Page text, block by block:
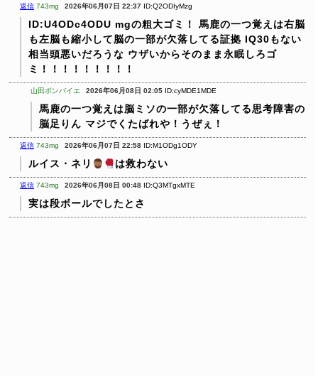
返信 743mg 2026年06月07日 22:37 ID:Q2ODIyMzg
ID:U4ODc4ODU mgの粗大ゴミ！
馬鹿の一つ覚えは右脳
も左脳も縮小して脳の一部が欠落してる証拠 IQ30もない
相当頭悪いだろうな ウザいからそのまま永眠しろゴ
ミ！！！！！！！！！
山田ボンバイエ 2026年06月08日 02:05 ID:cyMDE1MDE
馬鹿の一つ覚えは脳ミソの一部が欠落してる思考障害の
脳足りん マジでくたばれや！うぜぇ！
返信 743mg 2026年06月07日 22:58 ID:M1ODg1ODY
ルイス・ネリ は救わない
返信 743mg 2026年06月08日 00:48 ID:Q3MTgxMTE
実は段ボールでしたとさ